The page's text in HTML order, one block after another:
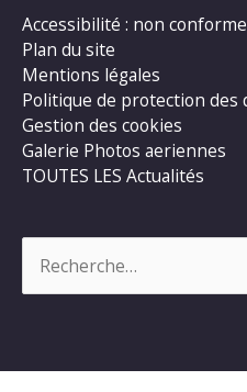
Accessibilité : non conforme
Plan du site
Mentions légales
Politique de protection des
Gestion des cookies
Galerie Photos aeriennes
TOUTES LES Actualités